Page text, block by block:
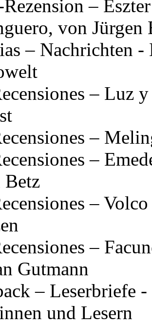
–
von Jürgen
– Nachrichten -
– Luz
–
–
–
–
Gutmann
– Leserbriefe
und Lesern